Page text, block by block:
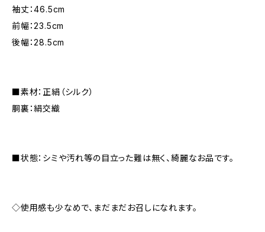
袖丈：46.5cm
前幅：23.5cm
後幅：28.5cm
■素材：正絹（シルク）
胴裏：絹交織
■状態：シミや汚れ等の目立った難は無く、綺麗なお品です。
◇使用感も少なめで、まだまだお召しになれます。